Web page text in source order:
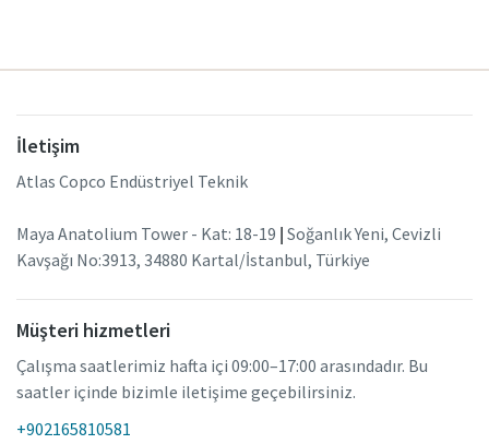
İletişim
Atlas Copco Endüstriyel Teknik
Maya Anatolium Tower - Kat: 18-19 | Soğanlık Yeni, Cevizli
Kavşağı No:3913, 34880 Kartal/İstanbul, Türkiye
Müşteri hizmetleri
Çalışma saatlerimiz hafta içi 09:00–17:00 arasındadır. Bu
saatler içinde bizimle iletişime geçebilirsiniz.
+902165810581